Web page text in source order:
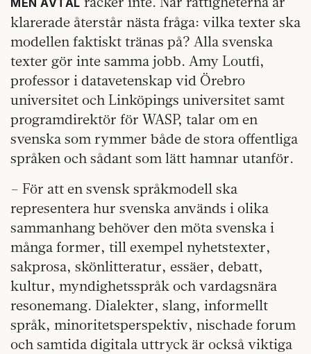
MEN AVTAL
klarerade återstår nästa fråga: vilka texter ska
modellen faktiskt tränas på? Alla svenska
texter gör inte samma jobb. Amy Loutfi,
professor i datavetenskap vid Örebro
universitet och Linköpings universitet samt
programdirektör för WASP, talar om en
svenska som rymmer både de stora offentliga
språken och sådant som lätt hamnar utanför.
– För att en svensk språkmodell ska
representera hur svenska används i olika
sammanhang behöver den möta svenska i
många former, till exempel nyhetstexter,
sakprosa, skönlitteratur, essäer, debatt,
kultur, myndighetsspråk och vardagsnära
resonemang. Dialekter, slang, informellt
språk, minoritetsperspektiv, nischade forum
och samtida digitala uttryck är också viktiga